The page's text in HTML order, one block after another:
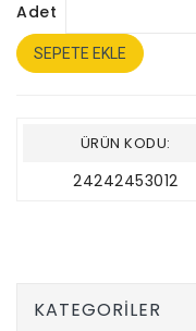
Adet
SEPETE EKLE
ÜRÜN KODU:
24242453012
KATEGORILER